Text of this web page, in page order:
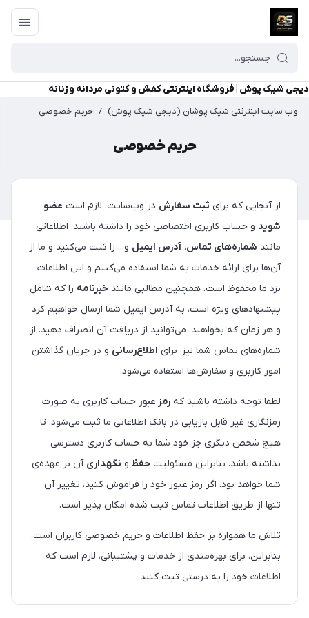
دیجی شیک پوش | فروشگاه اینترنتی کفش و کتونی مردانه و زنانه
وب سایت اینترنتی شیک پوشان (دیجی شیک پوش) / حریم خصوصی
حریم خصوصی
از آنجایی که برای ثبت سفارش در وب‌سایت، لازم است عضو
شوید و حساب کاربری اختصاصی خود را داشته باشید، اطلاعاتی
مانند شماره‌های تماس، آدرس ایمیل و... را ثبت می‌کنید و ما از
آن‌ها برای ارائه خدمات به شما استفاده می‌کنیم و این اطلاعات
نزد ما محفوظ است. همچنین مطالبی مانند خبرنامه را که شامل
پیشنهادهای ویژه است، به آدرس ایمیل شما ارسال خواهیم کرد
و هر زمان که بخواهید، می‌توانید از دریافت آن انصراف دهید. از
شماره‌های تماس شما نیز، برای اطلاع‌رسانی و در جریان گذاشتن
امور کاربری و سفارش‌ها استفاده می‌شود.
لطفا توجه داشته باشید که رمز عبور حساب کاربری به صورت
رمزنگاری غیر قابل بازیابی در بانک اطلاعاتی ما ثبت می‌شود، تا
هیچ شخص دیگری جز خود شما به حساب کاربری دسترسی
نداشته باشد. بنابراین مسئولیت حفظ و نگهداری آن بر عهده‌ی
شما خواهد بود. اگر رمز عبور خود را فراموش کنید، تغییر آن
تنها از طریق اطلاعات تماس ثبت شده امکان پذیر است.
تلاش ما همواره بر حفظ اطلاعات و حریم خصوصی کاربران است.
بنابراین، برای بهره‌مندی از خدمات و پشتیبانی، لازم است که
اطلاعات خود را به درستی ثبت کنید.